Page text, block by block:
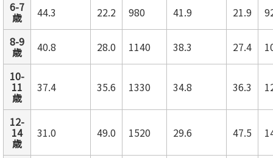
6-7
歳 44.3 22.2 980 41.9 21.9
8-9
歳 40.8 28.0 1140 38.3 27.4
10-
11
歳
37.4 35.6 1330 34.8 36.3
12-
14
歳
31.0 49.0 1520 29.6 47.5